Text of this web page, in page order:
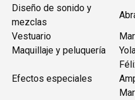
Diseño de sonido y
mezclas
Vestuario
Maquillaje y peluquería
Efectos especiales